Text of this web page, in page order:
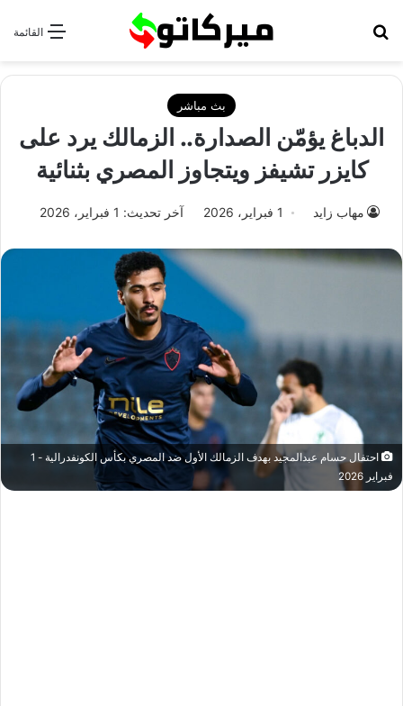
القائمة
بث مباشر
الدباغ يؤمّن الصدارة.. الزمالك يرد على
كايزر تشيفز ويتجاوز المصري بثنائية
مهاب زايد 1 فبراير، 2026 آخر تحديث: 1 فبراير، 2026
احتفال حسام عبدالمجيد بهدف الزمالك الأول ضد المصري بكأس الكونفدرالية - 1
فبراير 2026